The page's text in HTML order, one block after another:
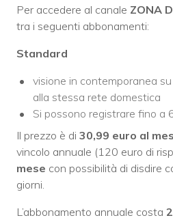
Per accedere al canale ZONA
tra i seguenti abbonamenti:
Standard
visione in contemporanea
alla stessa rete domestica
Si possono registrare fino a
Il prezzo è di 30,99 euro al
vincolo annuale (120 euro di
mese con possibilità di disdire
giorni.
L’abbonamento annuale costa